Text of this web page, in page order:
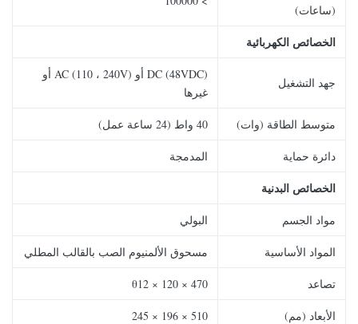
(ساعات)
الخصائص الكهربائية
جهد التشغيل
DC (48VDC) أو AC (110 ، 240V) أو
غيرها
متوسط ​​الطاقة (وات) 40 واط (24 ساعة عمل)
دائرة حماية المدمجة
الخصائص البدنية
مواد الجسم البولي
المواد الأساسية مسحوق الألمنيوم الصب بالقالب المطلي
تصاعد 470 × 120 × θ12
الأبعاد (مم) 510 × 196 × 245